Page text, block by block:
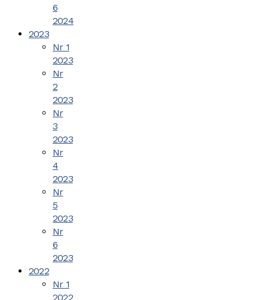
6
2024
2023
Nr 1
2023
Nr
2
2023
Nr
3
2023
Nr
4
2023
Nr
5
2023
Nr
6
2023
2022
Nr 1
2022